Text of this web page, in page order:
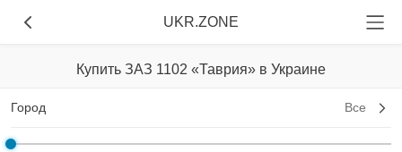
UKR.ZONE
Купить ЗАЗ 1102 «Таврия» в Украине
Город Все